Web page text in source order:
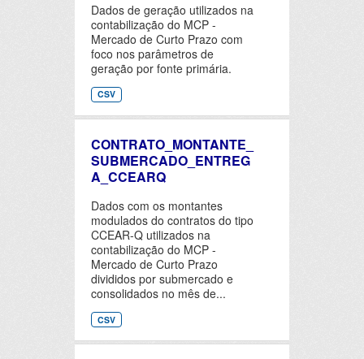
Dados de geração utilizados na
contabilização do MCP -
Mercado de Curto Prazo com
foco nos parâmetros de
geração por fonte primária.
CSV
CONTRATO_MONTANTE_
SUBMERCADO_ENTREG
A_CCEARQ
Dados com os montantes
modulados do contratos do tipo
CCEAR-Q utilizados na
contabilização do MCP -
Mercado de Curto Prazo
divididos por submercado e
consolidados no mês de...
CSV